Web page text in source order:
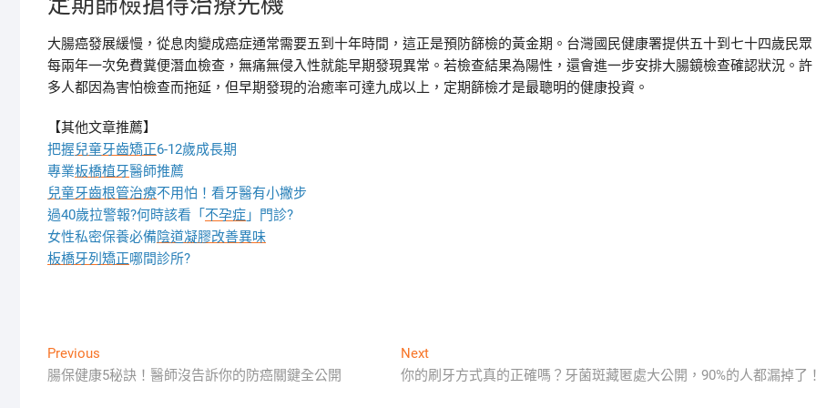
大腸癌發展緩慢，從息肉變成癌症通常需要五到十年時間，這正是預防篩檢的黃金期。台灣國民健康署提供五十到七十四歲民眾
每兩年一次免費糞便潛血檢查，無痛無侵入性就能早期發現異常。若檢查結果為陽性，還會進一步安排大腸鏡檢查確認狀況。許
多人都因為害怕檢查而拖延，但早期發現的治癒率可達九成以上，定期篩檢才是最聰明的健康投資。
【其他文章推薦】
把握兒童牙齒矯正6-12歲成長期
專業板橋植牙醫師推薦
兒童牙齒根管治療不用怕！看牙醫有小撇步
過40歲拉警報?何時該看「 不孕症 」門診?
女性私密保養必備陰道凝膠改善異味
板橋牙列矯正哪間診所?
文
章
Previous
post:
腸保健康5秘訣！醫師沒告訴你的防癌關鍵全公開
NextNext
post:
你的刷牙方式真的正確嗎？牙菌斑藏匿處大公開，90%的人都漏掉了